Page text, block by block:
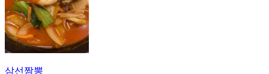
삼선짬뽕